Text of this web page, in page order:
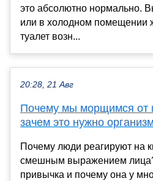
это абсолютно нормально.
или в холодном помещении
туалет возн...
20:28, 21 Авг
Почему мы морщимся от
зачем это нужно
Почему люди реагируют на
смешным выражением лица?
привычка и почему она у